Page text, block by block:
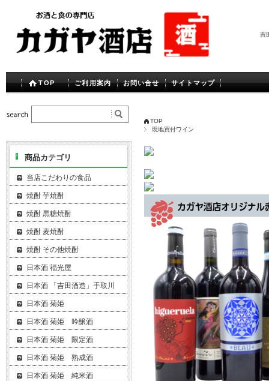
吉
TOP ご利用案内 お問い合せ サイトマップ
TOP
現地買付ワイン
商品カテゴリ
当店こだわりの食品
焼酎 芋焼酎
焼酎 黒糖焼酎
焼酎 麦焼酎
焼酎 その他焼酎
日本酒 福光屋
日本酒 「吉田酒造」手取川
日本酒 菊姫
日本酒 菊姫 吟醸酒
日本酒 菊姫 限定酒
日本酒 菊姫 熟成酒
日本酒 菊姫 純米酒